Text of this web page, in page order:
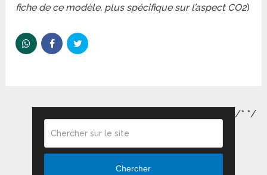
fiche de ce modèle, plus spécifique sur l’aspect CO2)
Chercher
/* */